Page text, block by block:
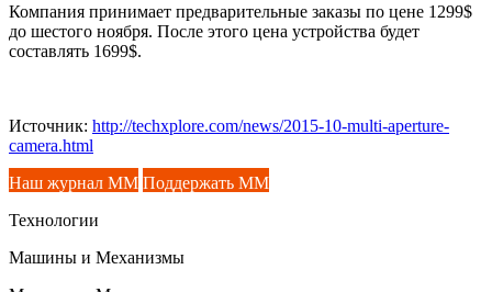
Компания принимает предварительные заказы по цене 1299$
до шестого ноября. После этого цена устройства будет
составлять 1699$.
Источник: http://techxplore.com/news/2015-10-multi-aperture-
camera.html
Наш журнал ММ Поддержать ММ
Технологии
Машины и Механизмы